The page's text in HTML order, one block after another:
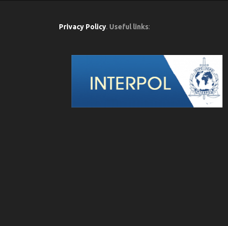
Privacy Policy. Useful links: